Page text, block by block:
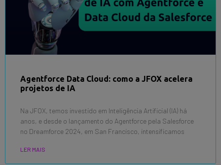
Agentforce Data Cloud: como a JFOX acelera
projetos de IA
Na JFOX, temos investido em Inteligência Artificial (IA) há
anos, e desde o lançamento do Agentforce pela Salesforce
no Dreamforce 2024, em San Francisco, intensificamos
LER MAIS